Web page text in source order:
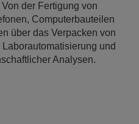
der Fertigung von
Computerbauteilen
über das Verpacken von
und
Analysen.